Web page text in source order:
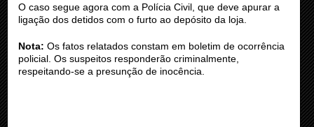
O caso segue agora com a Polícia Civil, que deve apurar a
ligação dos detidos com o furto ao depósito da loja.
Nota: Os fatos relatados constam em boletim de ocorrência
policial. Os suspeitos responderão criminalmente,
respeitando-se a presunção de inocência.